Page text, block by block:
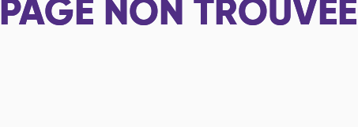
PAGE NON TROUVÉE